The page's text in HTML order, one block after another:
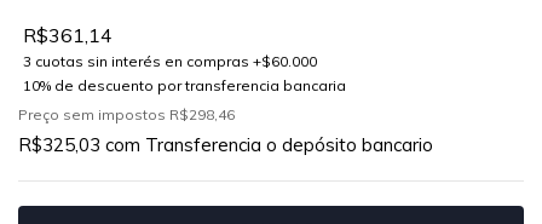
R$361,14
Preço sem impostos R$298,46
R$325,03 com Transferencia o depósito bancario